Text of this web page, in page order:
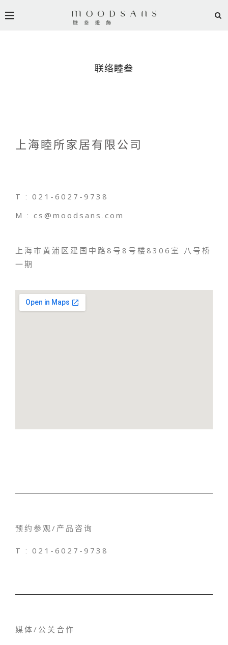
联络睦叁
上海睦所家居有限公司
T : 021-6027-9738
M : cs@moodsans.com
上海市黄浦区建国中路8号8号楼8306室 八号桥
一期
预约参观/产品咨询
T : 021-6027-9738
媒体/公关合作